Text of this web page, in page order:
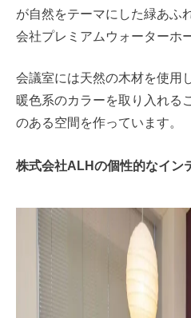
が自然をテーマにした緑あふ
会社プレミアムウォーターホ
会議室には天然の木材を使用
暖色系のカラーを取り入れる
のある空間を作っています。
株式会社ALHの個性的なイン